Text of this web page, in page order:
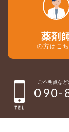
薬剤
の方はこ
ご不明点な
090-